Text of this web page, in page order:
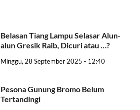
Belasan Tiang Lampu Selasar Alun-
alun Gresik Raib, Dicuri atau …?
Minggu, 28 September 2025 - 12:40
Pesona Gunung Bromo Belum
Tertandingi